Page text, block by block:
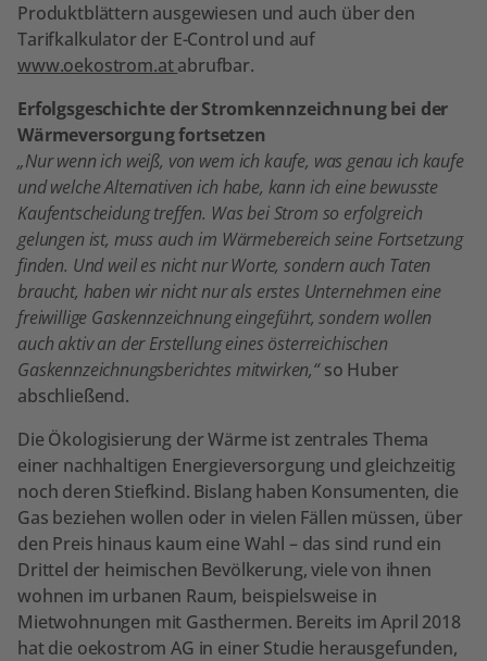
Produktblättern ausgewiesen und auch über den
Tarifkalkulator der E-Control und auf
www.oekostrom.atabrufbar.
Erfolgsgeschichte der Stromkennzeichnung bei der
Wärmeversorgung fortsetzen
„Nur wenn ich weiß, von wem ich kaufe, was genau ich kaufe
und welche Alternativen ich habe, kann ich eine bewusste
Kaufentscheidung treffen. Was bei Strom so erfolgreich
gelungen ist, muss auch im Wärmebereich seine Fortsetzung
finden. Und weil es nicht nur Worte, sondern auch Taten
braucht, haben wir nicht nur als erstes Unternehmen eine
freiwillige Gaskennzeichnung eingeführt, sondern wollen
auch aktiv an der Erstellung eines österreichischen
Gaskennzeichnungsberichtes mitwirken,“so Huber
abschließend.
Die Ökologisierung der Wärme ist zentrales Thema
einer nachhaltigen Energieversorgung und gleichzeitig
noch deren Stiefkind. Bislang haben Konsumenten, die
Gas beziehen wollen oder in vielen Fällen müssen, über
den Preis hinaus kaum eine Wahl – das sind rund ein
Drittel der heimischen Bevölkerung, viele von ihnen
wohnen im urbanen Raum, beispielsweise in
Mietwohnungen mit Gasthermen. Bereits im April 2018
hat die oekostrom AG in einer Studie herausgefunden,